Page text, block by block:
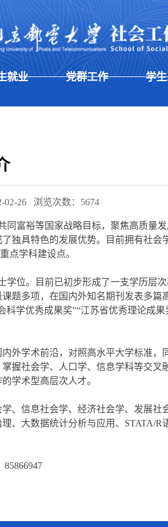
就业 党群工作 学
02-26 浏览次数： 5674
同富裕等国家战略目标，聚焦高质量
独具特色的发展优势。目前拥有社会
点学科建设点。
学位。目前已初步形成了一支学历层
题多项，在国内外知名期刊发表多篇
科学优秀成果奖”“江苏省优秀理论成
外学术前沿，对照高水平大学标准，
握社会学、人口学、信息学科等交叉
学术型高层次人才。
、信息社会学、经济社会学、发展社
、大数据统计分析与应用、 STATA/R
85866947